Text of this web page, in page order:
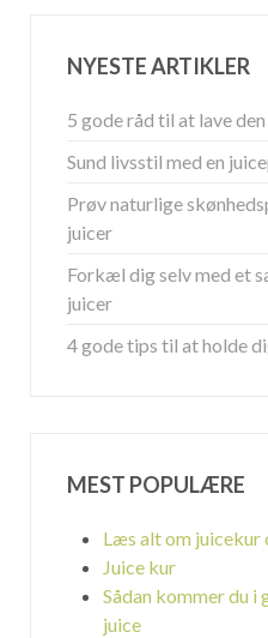
NYESTE ARTIKLER
5 gode råd til at lave
Sund livsstil med en
Prøv naturlige
juicer
Forkæl dig selv med et
juicer
4 gode tips til at holde
MEST POPULÆRE
Læs alt om juicekur
Juice kur
Sådan kommer du i
juice